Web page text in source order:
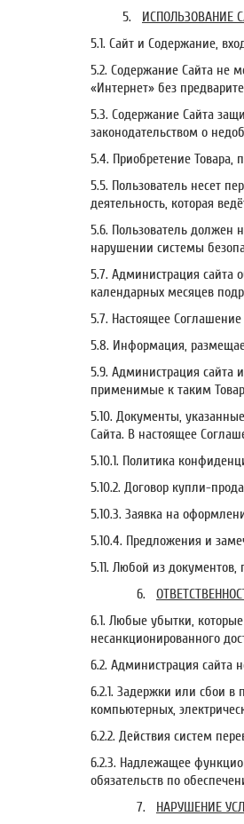
5.
ИСПОЛЬЗОВАНИЕ
5.1. Сайт и Содержание,
5.2. Содержание Сайта не
«Интернет» без
5.3. Содержание Сайта
законодательством о
5.4. Приобретение Товара,
5.5. Пользователь несет
деятельность, которая
5.6. Пользователь должен
нарушении системы
5.7. Администрация сайта
календарных месяцев
5.7. Настоящее
5.8. Информация,
5.9. Администрация сайта
применимые к таким
5.10. Документы,
Сайта. В настоящее
5.10.1. Политика
5.10.2. Договор купли-
5.10.3. Заявка на
5.10.4. Предложения и
5.11. Любой из
6.
6.1. Любые убытки,
несанкционированного
6.2. Администрация сайта
6.2.1. Задержки или сбои
компьютерных,
6.2.2. Действия систем
6.2.3. Надлежащее
обязательств по
7.
НАРУШЕНИЕ